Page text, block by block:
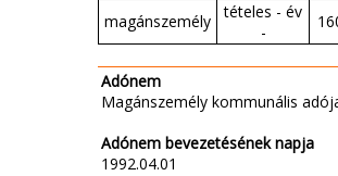
magánszemély
tételes - év
-
Adónem
Magánszemély kommunális
Adónem bevezetésének napja
1992.04.01